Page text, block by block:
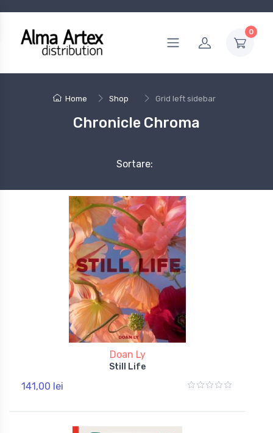
0
Home Shop Grid left sidebar
Chronicle Chroma
Sortare:
Doan Ly
Still Life
141,00 lei